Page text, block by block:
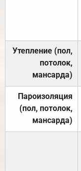
Утепление (пол,
потолок,
мансарда)
Пароизоляция
(пол, потолок,
мансарда)